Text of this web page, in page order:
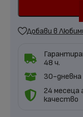
Добави в
48 ч.
30-
24 месеца
качество